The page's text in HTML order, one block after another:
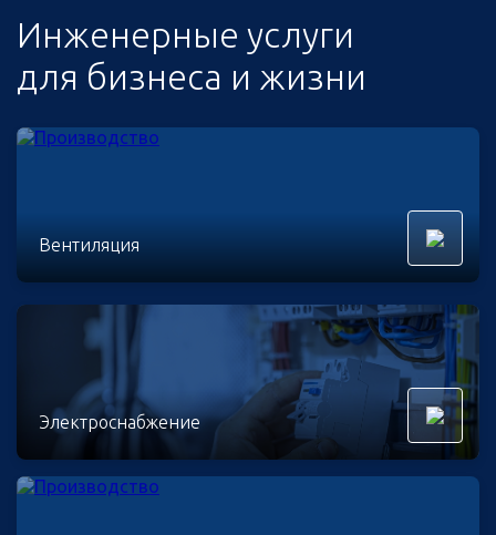
Инженерные услуги
для бизнеса и жизни
Вентиляция
Электроснабжение